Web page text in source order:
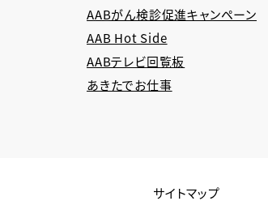
AABがん検診促進キャンペーン
AAB Hot Side
AABテレビ回覧板
あきたでお仕事
サイトマップ